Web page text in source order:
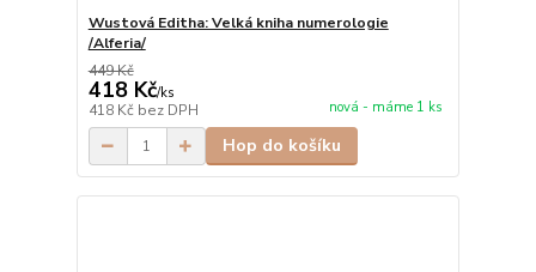
Wustová Editha: Velká kniha numerologie
/Alferia/
449 Kč
418 Kč/ks
418 Kč bez DPH nová - máme 1 ks
Hop do košíku